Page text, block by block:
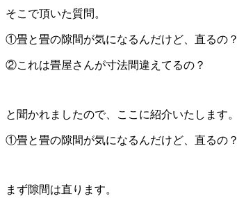
そこで頂いた質問。
①畳と畳の隙間が気になるんだけど、直るの？
②これは畳屋さんが寸法間違えてるの？
と聞かれましたので、ここに紹介いたします。
①畳と畳の隙間が気になるんだけど、直るの？
まず隙間は直ります。